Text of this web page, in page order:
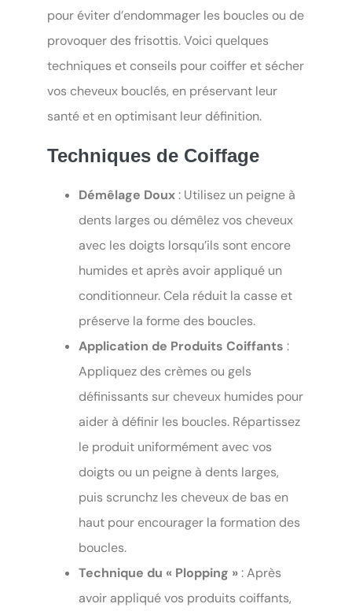
pour éviter d’endommager les boucles ou de
provoquer des frisottis. Voici quelques
techniques et conseils pour coiffer et sécher
vos cheveux bouclés, en préservant leur
santé et en optimisant leur définition.
Techniques de Coiffage
Démêlage Doux: Utilisez un peigne à
dents larges ou démêlez vos cheveux
avec les doigts lorsqu’ils sont encore
humides et après avoir appliqué un
conditionneur. Cela réduit la casse et
préserve la forme des boucles.
Application de Produits Coiffants :
Appliquez des crèmes ou gels
définissants sur cheveux humides pour
aider à définir les boucles. Répartissez
le produit uniformément avec vos
doigts ou un peigne à dents larges,
puis scrunchz les cheveux de bas en
haut pour encourager la formation des
boucles.
Technique du « Plopping »: Après
avoir appliqué vos produits coiffants,